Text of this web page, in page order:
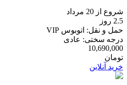
شروع از 20 مرداد
2.5 روز
حمل و نقل: اتوبوس VIP
درجه سختی: عادی
10,690,000
تومان
خرید آنلاین